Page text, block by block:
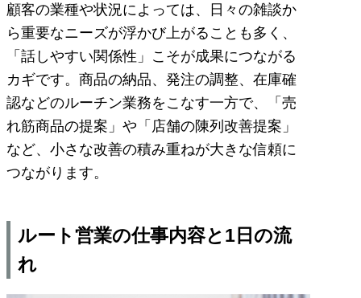
顧客の業種や状況によっては、日々の雑談か
ら重要なニーズが浮かび上がることも多く、
「話しやすい関係性」こそが成果につながる
カギです。商品の納品、発注の調整、在庫確
認などのルーチン業務をこなす一方で、「売
れ筋商品の提案」や「店舗の陳列改善提案」
など、小さな改善の積み重ねが大きな信頼に
つながります。
ルート営業の仕事内容と1日の流
れ